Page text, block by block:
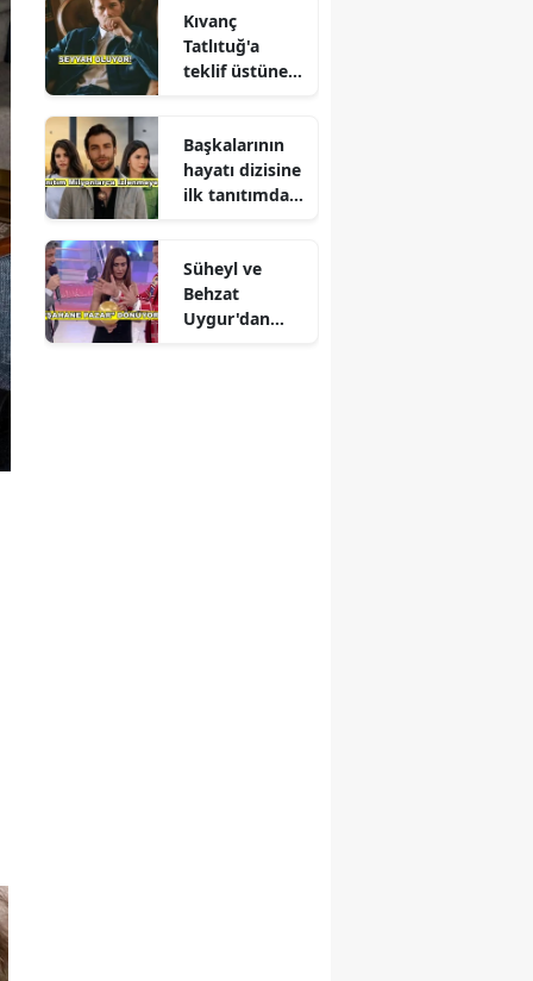
Kıvanç
Tatlıtuğ'a
teklif üstüne
Başkalarının
hayatı dizisine
ilk tanıtımdan
Süheyl ve
Behzat
Uygur'dan